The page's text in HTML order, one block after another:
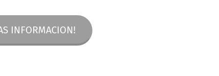
INFORMACION!